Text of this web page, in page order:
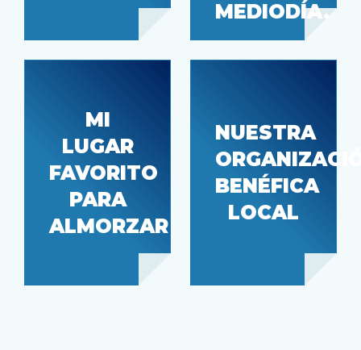
MEDIODÍA.
MI
LUGAR
FAVORITO
PARA
ALMORZAR
Ramen
Kukai
NUESTRA
BENÉFICA
LOCAL
Sociedad
Protectora
de
Animales
de Seattle